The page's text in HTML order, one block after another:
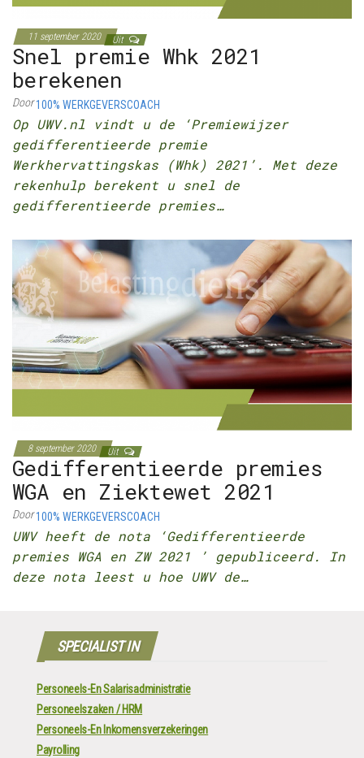
11 september 2020 Uit
Snel premie Whk 2021
berekenen
Door100% WERKGEVERSCOACH
Op UWV.nl vindt u de ‘Premiewijzer
gedifferentieerde premie
Werkhervattingskas (Whk) 2021’. Met deze
rekenhulp berekent u snel de
gedifferentieerde premies…
8 september 2020 Uit
Gedifferentieerde premies
WGA en Ziektewet 2021
Door100% WERKGEVERSCOACH
UWV heeft de nota ‘Gedifferentieerde
premies WGA en ZW 2021 ’ gepubliceerd. In
deze nota leest u hoe UWV de…
SPECIALIST IN
Personeels-En Salarisadministratie
Personeelszaken / HRM
Personeels-En Inkomensverzekeringen
Payrolling